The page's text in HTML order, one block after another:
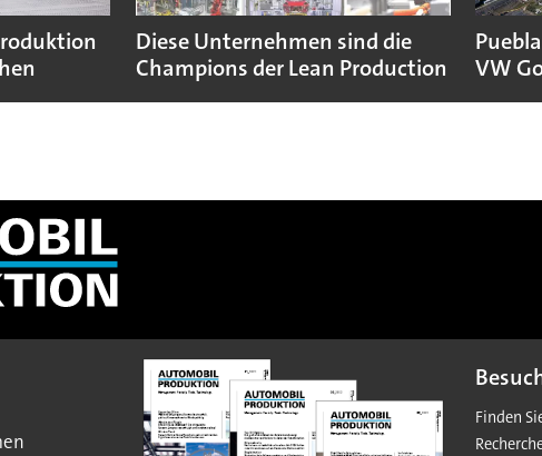
Diese Unternehmen sind die
Champions der Lean Production
VW
Finden